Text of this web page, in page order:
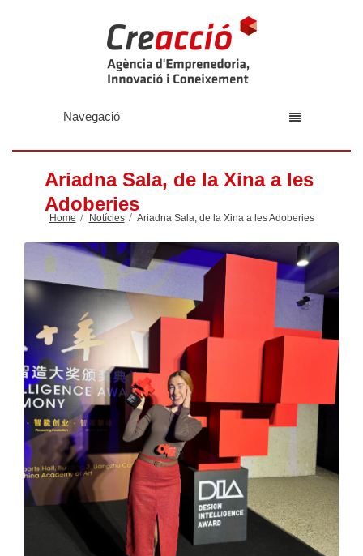
Navegació
Ariadna Sala, de la Xina a les
Adoberies
Home Notícies Ariadna Sala, de la Xina a les Adoberies